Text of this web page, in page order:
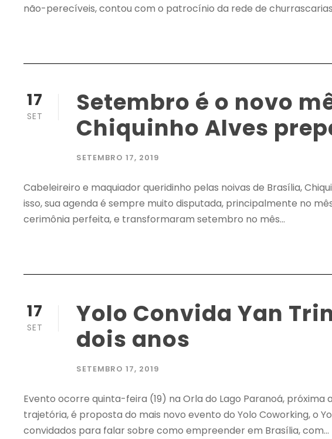
não-perecíveis, contou com o patrocínio da rede de
17
SET
Setembro é o novo
Chiquinho Alves
SETEMBRO 17, 2019
Cabeleireiro e maquiador queridinho pelas noivas de Brasília,
isso, sua agenda é sempre muito disputada, principalmente no
cerimônia perfeita, e transformaram setembro no mês...
17
SET
Yolo Convida Yan
dois anos
SETEMBRO 17, 2019
Evento ocorre quinta-feira (19) na Orla do Lago Paranoá,
trajetória, é proposta do mais novo evento do Yolo Coworking, o
convidados para falar sobre como empreender em Brasília, com...